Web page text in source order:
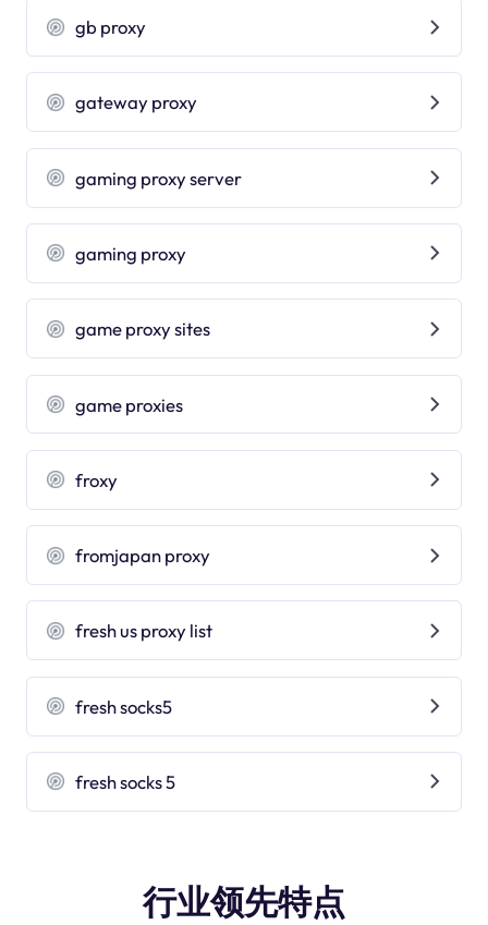
gb proxy
gateway proxy
gaming proxy server
gaming proxy
game proxy sites
game proxies
froxy
fromjapan proxy
fresh us proxy list
fresh socks5
fresh socks 5
行业领先特点